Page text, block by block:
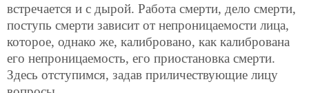
встречается и с дырой. Работа смерти, дело смерти,
поступь смерти зависит от непроницаемости лица,
которое, однако же, калибровано, как калибрована
его непроницаемость, его приостановка смерти.
Здесь отступимся, задав приличествующие лицу